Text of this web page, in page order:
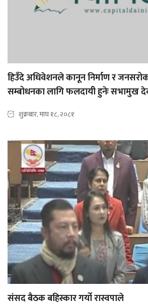
हिउँदे अधिवेशनले कानून निर्माण र
सम्बोधनका लागि फलदायी हुनेः सभामुख
शुक्रबार, माघ १८, २०८१
संसद बैठक बहिस्कार गर्यो रास्वपाले